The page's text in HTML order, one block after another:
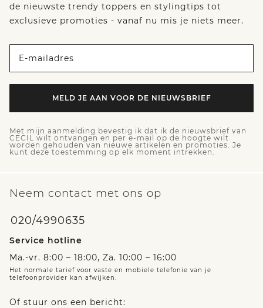
de nieuwste trendy toppers en stylingtips tot
exclusieve promoties - vanaf nu mis je niets meer.
E-mailadres
MELD JE AAN VOOR DE NIEUWSBRIEF
Met mijn aanmelding bevestig ik dat ik de nieuwsbrief van
CECIL wilt ontvangen en per e-mail op de hoogte wilt
worden gehouden van nieuwe artikelen en promoties. Je
kunt deze toestemming op elk moment intrekken.
Neem contact met ons op
020/4990635
Service hotline
Ma.-vr. 8:00 – 18:00, Za. 10:00 – 16:00
Het normale tarief voor vaste en mobiele telefonie van je
telefoonprovider kan afwijken.
Of stuur ons een bericht: